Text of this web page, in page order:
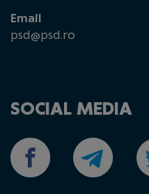
Email
psd@psd.ro
SOCIAL MEDIA